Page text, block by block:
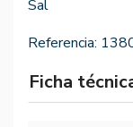
Sal
Referencia:
Ficha